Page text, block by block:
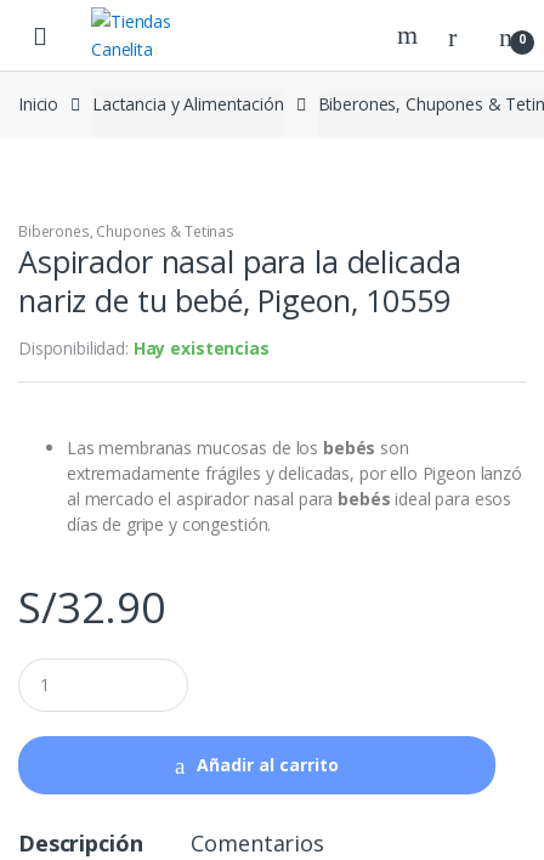
Skip to navigation
Skip to content
0
Inicio Lactancia y Alimentación Biberones, Chupones &
Biberones, Chupones & Tetinas
Aspirador nasal para la delicada
nariz de tu bebé, Pigeon, 10559
Disponibilidad: Hay existencias
Las membranas mucosas de los bebés son
extremadamente frágiles y delicadas, por ello Pigeon lanzó
al mercado el aspirador nasal para bebés ideal para esos
días de gripe y congestión.
S/32.90
Q
u
a
t
i
Añadir al carrito
Descripción Comentarios